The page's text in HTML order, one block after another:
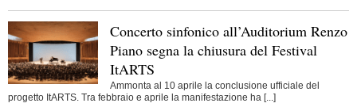
Concerto sinfonico all’Auditorium Renzo
Piano segna la chiusura del Festival
ItARTS
Ammonta al 10 aprile la conclusione ufficiale del
progetto ItARTS. Tra febbraio e aprile la manifestazione ha [...]